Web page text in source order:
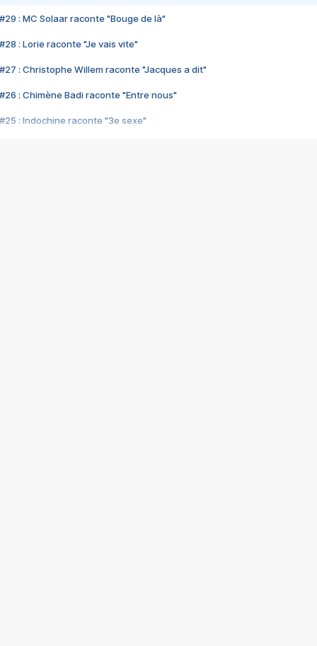
#29 : MC Solaar raconte "Bouge de là"
#28 : Lorie raconte "Je vais vite"
#27 : Christophe Willem raconte "Jacques a dit"
#26 : Chimène Badi raconte "Entre nous"
#25 : Indochine raconte "3e sexe"